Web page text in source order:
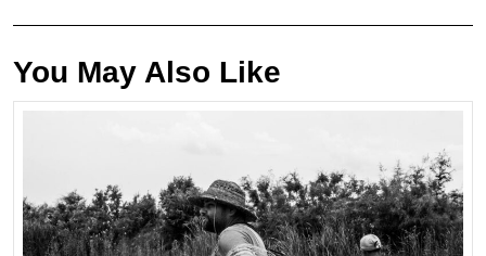
You May Also Like